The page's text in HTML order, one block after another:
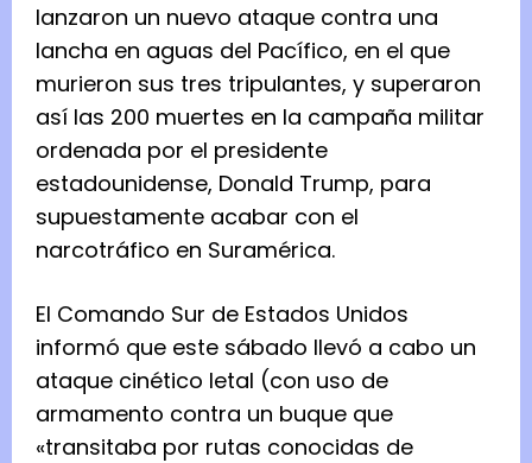
lanzaron un nuevo ataque contra una
lancha en aguas del Pacífico, en el que
murieron sus tres tripulantes, y superaron
así las 200 muertes en la campaña militar
ordenada por el presidente
estadounidense, Donald Trump, para
supuestamente acabar con el
narcotráfico en Suramérica.
El Comando Sur de Estados Unidos
informó que este sábado llevó a cabo un
ataque cinético letal (con uso de
armamento contra un buque que
«transitaba por rutas conocidas de